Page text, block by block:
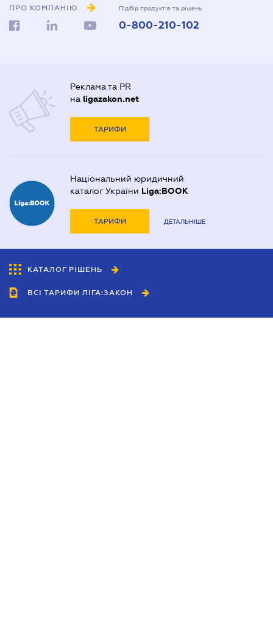
ПРО КОМПАНІЮ Підбір продуктів та рішень
0-800-210-102
Реклама та PR
на ligazakon.net
ТАРИФИ
Національний юридичний
каталог України Liga:BOOK
ТАРИФИ ДЕТАЛЬНІШЕ
КАТАЛОГ РІШЕНЬ
ВСІ ТАРИФИ ЛІГА:ЗАКОН